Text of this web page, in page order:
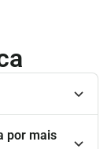
por mais